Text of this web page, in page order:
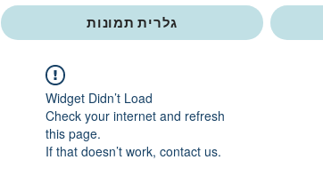
גלרית תמונות
Widget Didn’t Load
Check your internet and refresh
this page.
If that doesn’t work, contact us.